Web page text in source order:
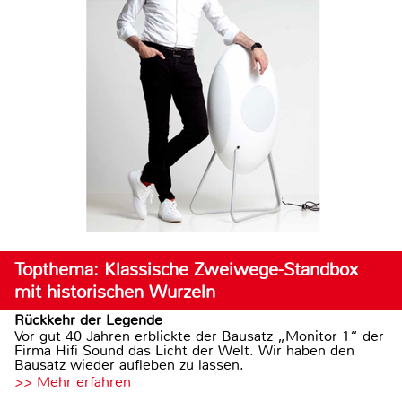
Topthema: Klassische Zweiwege-Standbox
mit historischen Wurzeln
Rückkehr der Legende
Vor gut 40 Jahren erblickte der Bausatz „Monitor 1“ der
Firma Hifi Sound das Licht der Welt. Wir haben den
Bausatz wieder aufleben zu lassen.
>> Mehr erfahren